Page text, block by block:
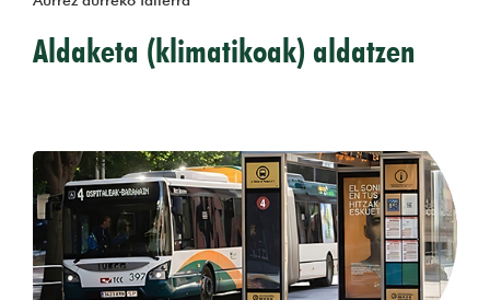
Aldaketa (klimatikoak) aldatzen